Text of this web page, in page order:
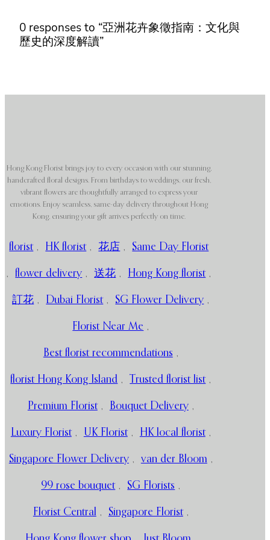
0 responses to “亞洲花卉象徵指南：文化與
歷史的深度解讀”
Hong Kong Florist brings joy to every occasion with our stunning,
handcrafted floral designs. From birthdays to weddings, our fresh,
vibrant flowers are thoughtfully arranged to express your
emotions. Enjoy seamless, same-day delivery throughout Hong
Kong, ensuring your gift arrives perfectly on time.
florist , HK florist , 花店 , Same Day Florist
, flower delivery , 送花 , Hong Kong florist ,
訂花 , Dubai Florist , SG Flower Delivery ,
Florist Near Me ,
Best florist recommendations ,
florist Hong Kong Island , Trusted florist list ,
Premium Florist , Bouquet Delivery ,
Luxury Florist , UK Florist , HK local florist ,
Singapore Flower Delivery , van der Bloom ,
99 rose bouquet , SG Florists ,
Florist Central , Singapore Florist ,